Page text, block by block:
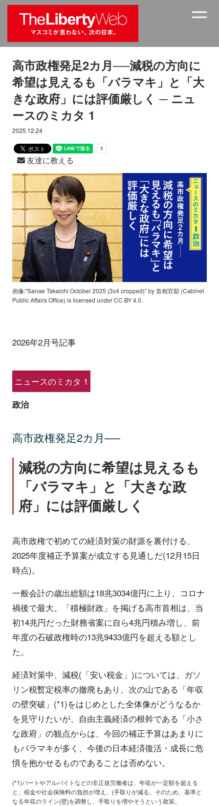
高市政権発足2カ月──減税の方向に
希望は見えるも「バラマキ」と「大
きな政府」には評価厳しく ─ ニュ
ースのミカタ 1
2025.12.24
友達に教える
画像:"Sanae Takaichi October 2025 (3x4 cropped)" by 首相官邸 (Cabinet
Public Affairs Office) is licensed under CC BY 4.0.
2026年2月号記事
ニュースのミカタ 1
政治
高市政権発足2カ月──
減税の方向に希望は見えるも
「バラマキ」と「大きな政
府」には評価厳しく
高市政権で初めての経済対策の財源を裏付ける、
2025年度補正予算案が成立する見通しだ(12月15日
時点)。
一般会計の歳出総額は18兆3034億円に上り、コロナ
禍後で最大。「積極財政」を掲げる高市首相は、当
初14兆円だった財務省案に自ら4兆円積み増し、前
年度の石破政権時の13兆9433億円を超える額とし
た。
経済対策中、減税(「安い税金」)については、ガソ
リン税暫定税率の撤廃もあり、次の山である「年収
の壁突破」(*1)をはじめとした全体像がどうなるか
を見守りたいが、自由主義経済の根幹である「小さ
な政府」の観点からは、今回の補正予算はあまりに
もバラマキが多く、今後の日本経済復活・成長に危
惧を抱かせるものであることは否めない。
(*1)パートやアルバイトなどの非正規労働者は、年収が一定額を超える
と、税金や社会保険料の負担が増え、(手取りが減る。そのため、基準と
なる年収のライン(壁)を調整し、手取りを増やそうという政策。